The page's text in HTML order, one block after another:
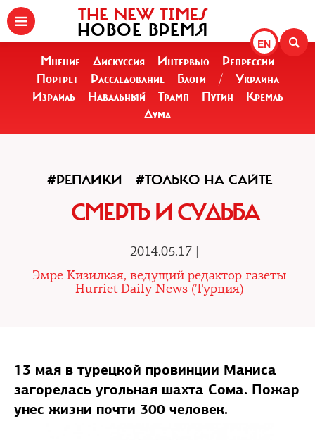
EN
THE NEW TIMES
НОВОЕ ВРЕМЯ
Мнение Дискуссия Интервью
Репрессии
Портрет
Расследование Блоги /
Украина
Израиль
Навальный Трамп Путин
Кремль
Дума
#РЕПЛИКИ #ТОЛЬКО НА САЙТЕ
СМЕРТЬ И СУДЬБА
2014.05.17 |
Эмре Кизилкая, ведущий редактор газеты
Hurriet Daily News (Турция)
13 мая в турецкой провинции Маниса
загорелась угольная шахта Сома. Пожар
унес жизни почти 300 человек.